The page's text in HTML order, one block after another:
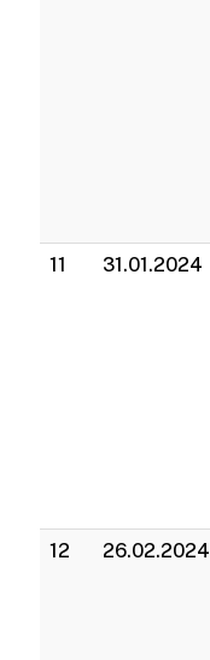
11 31.01.2024
12 26.02.2024